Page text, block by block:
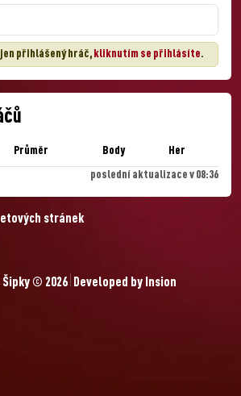
přihlášený hráč, kliknutím se přihlásíte.
Průměr Body Her
poslední aktualizace v 08:36
stránek
© 2026 Developed by Insion